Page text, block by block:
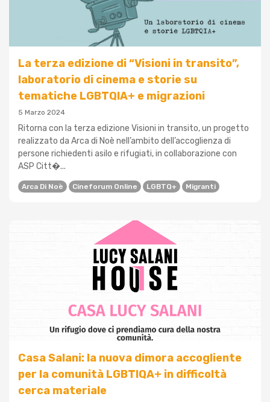
La terza edizione di “Visioni in transito”,
laboratorio di cinema e storie su
tematiche LGBTQIA+ e migrazioni
5 Marzo 2024
Ritorna con la terza edizione Visioni in transito, un progetto
realizzato da Arca di Noè nell’ambito dell’accoglienza di
persone richiedenti asilo e rifugiati, in collaborazione con
ASP Citt�...
Arca Di Noè Cineforum Online LGBTQ+ Migranti
Casa Salani: la nuova dimora accogliente
per la comunità LGBTIQA+ in difficoltà
cerca materiale